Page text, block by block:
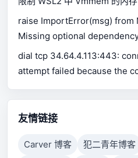
raise ImportError(msg) from
Missing optional
for Excel support Use pip or
dial tcp 34.64.4.113:443:
attempt failed because the
connection failed because
to respond.
友情链接
Carver 博客 犯二青年博客